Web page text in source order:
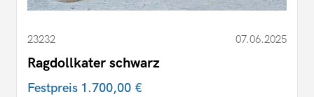
23232 07.06.2025
Ragdollkater schwarz
Festpreis 1.700,00 €